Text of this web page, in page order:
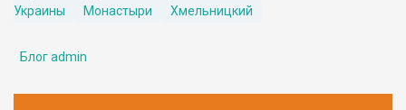
Украины
Монастыри Хмельницкий
Блог admin